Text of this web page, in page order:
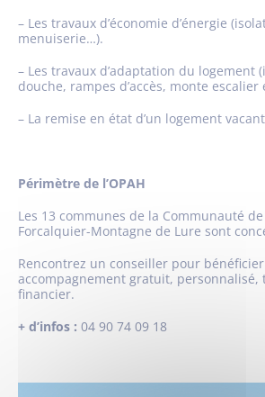
– Les travaux d’économie d’énergie
menuiserie…).
– Les travaux d’adaptation du logement
douche, rampes d’accès, monte
– La remise en état d’un logement vacant
Périmètre de l’OPAH
Les 13 communes de la Communauté
Forcalquier-Montagne de Lure sont
Rencontrez un conseiller pour bénéficier
accompagnement gratuit, personnalisé,
financier.
+ d’infos : 04 90 74 09 18